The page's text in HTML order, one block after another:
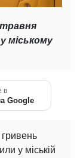
міському
в
Google
у міській